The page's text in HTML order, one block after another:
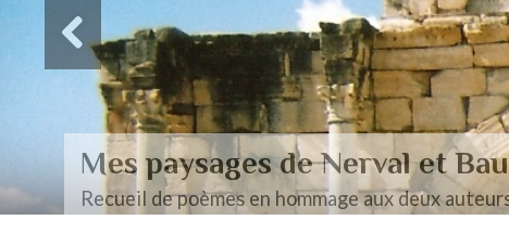
Des paysages de
Mon mémoire de maîtrise